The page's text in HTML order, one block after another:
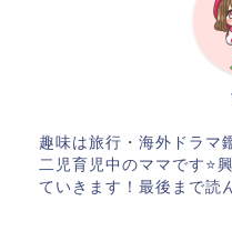
趣味は旅行・海外ドラマ
二児育児中のママです⭐️
ていきます！最後まで読